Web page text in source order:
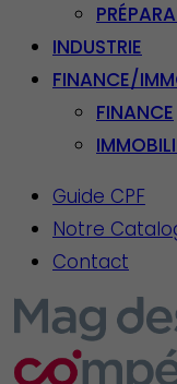
INDUSTRIE
FINANCE/
FINANCE
Guide CPF
Notre
Contact